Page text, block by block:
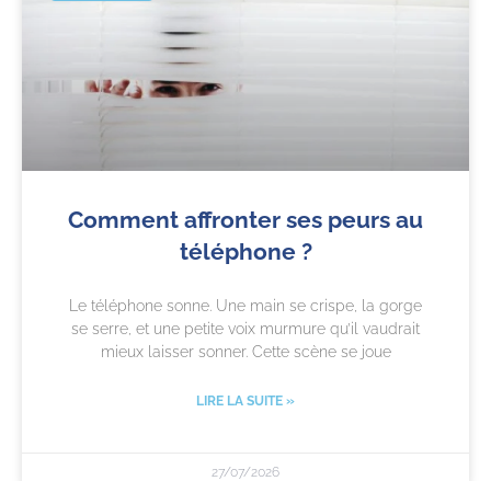
Comment affronter ses peurs au
téléphone ?
Le téléphone sonne. Une main se crispe, la gorge
se serre, et une petite voix murmure qu’il vaudrait
mieux laisser sonner. Cette scène se joue
LIRE LA SUITE »
27/07/2026